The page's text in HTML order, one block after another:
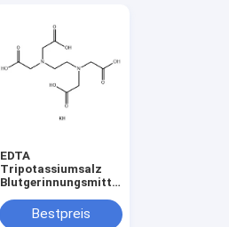
EDTA
Tripotassiumsalz
Blutgerinnungsmittel
Bestpreis